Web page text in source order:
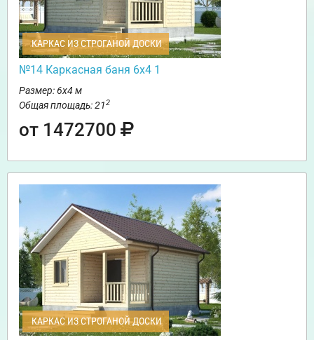
КАРКАС ИЗ СТРОГАНОЙ ДОСКИ
№14 Каркасная баня 6х4 1
Размер: 6х4 м
Общая площадь: 212
от 1472700
КАРКАС ИЗ СТРОГАНОЙ ДОСКИ